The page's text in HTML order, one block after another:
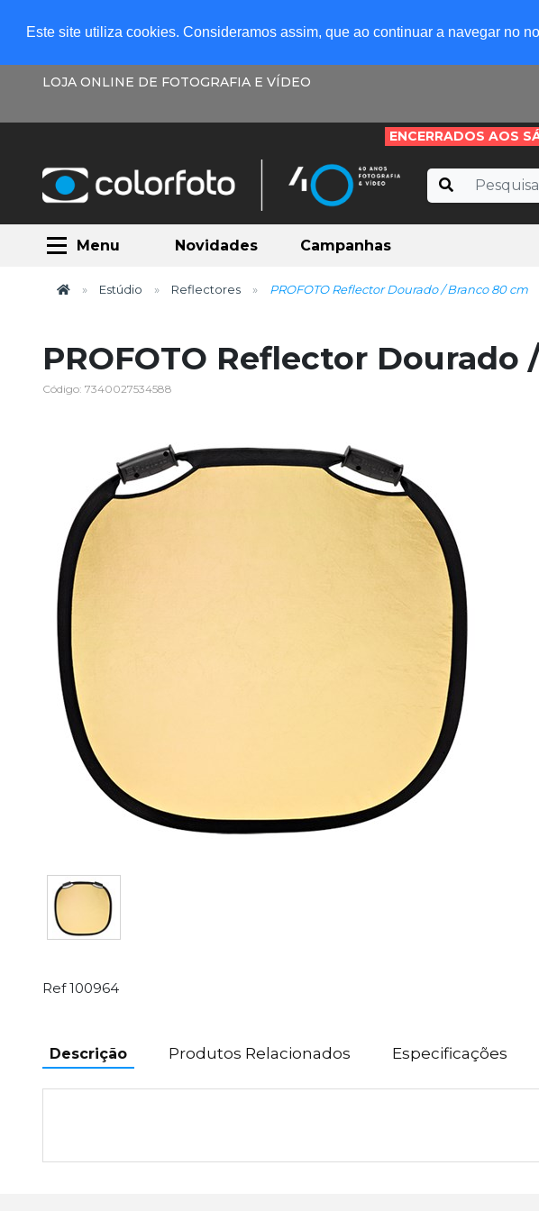
Este site utiliza cookies. Consideramos assim, que ao continuar a navegar no
LOJA ONLINE DE FOTOGRAFIA E VÍDEO
ENCERRADOS AOS
Menu Novidades Campanhas
Estúdio Reflectores PROFOTO Reflector Dourado / Branco 80 cm
PROFOTO Reflector Dourado
Código: 7340027534588
Ref 100964
Descrição Produtos Relacionados Especificações